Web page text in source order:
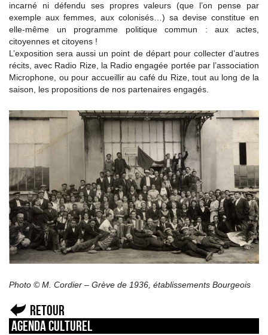
incarné ni défendu ses propres valeurs (que l’on pense par
exemple aux femmes, aux colonisés…) sa devise constitue en
elle-même un programme politique commun : aux actes,
citoyennes et citoyens !
L’exposition sera aussi un point de départ pour collecter d’autres
récits, avec Radio Rize, la Radio engagée portée par l’association
Microphone, ou pour accueillir au café du Rize, tout au long de la
saison, les propositions de nos partenaires engagés.
Photo © M. Cordier – Grève de 1936, établissements Bourgeois
Retour
Agenda culturel